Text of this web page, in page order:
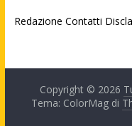
Redazione Contatti
Copyright © 2026
Tema: ColorMag di